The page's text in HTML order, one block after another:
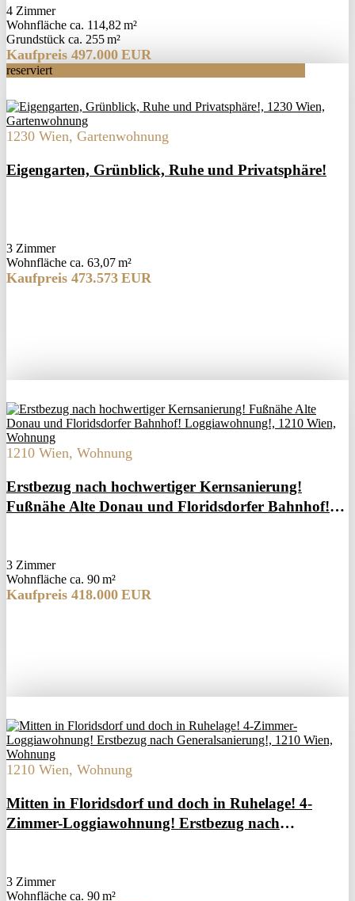
4 Zimmer
Wohnfläche ca. 114,82 m²
Grund­stück ca. 255 m²
Kaufpreis 497.000 EUR
reserviert
1230 Wien, Gartenwohnung
Eigengarten, Grünblick, Ruhe und Privatsphäre!
3 Zimmer
Wohnfläche ca. 63,07 m²
Kaufpreis 473.573 EUR
1210 Wien, Wohnung
Erstbezug nach hochwertiger Kernsanierung!
Fußnähe Alte Donau und Floridsdorfer Bahnhof!
3 Zimmer
Wohnfläche ca. 90 m²
Kaufpreis 418.000 EUR
1210 Wien, Wohnung
Mitten in Floridsdorf und doch in Ruhelage! 4-
Zimmer-Loggiawohnung! Erstbezug nach
3 Zimmer
Wohnfläche ca. 90 m²